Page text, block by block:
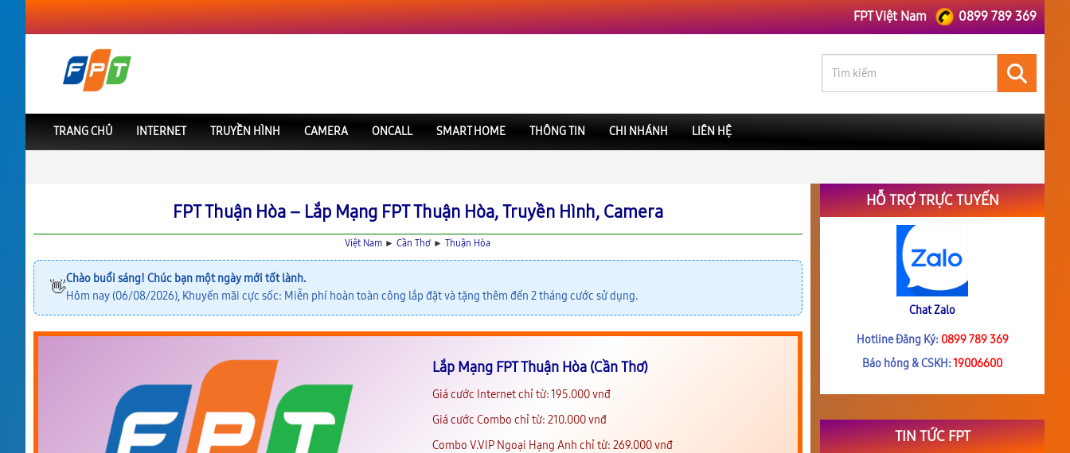
FPT Việt Nam 0899 789 369
TRANG CHỦ INTERNET TRUYỀN HÌNH CAMERA ONCALL SMART HOME THÔNG TIN CHI NHÁNH LIÊN HỆ
FPT Thuận Hòa – Lắp Mạng FPT Thuận Hòa, Truyền Hình, Camera
Việt Nam ►Cần Thơ ►Thuận Hòa
👋Chào buổi sáng! Chúc bạn một ngày mới tốt lành.
Hôm nay (06/08/2026), Khuyến mãi cực sốc: Miễn phí hoàn toàn công lắp đặt và tặng thêm đến 2 tháng cước sử dụng.
Lắp Mạng FPT Thuận Hòa (Cần Thơ)
Giá cước Internet chỉ từ: 195.000 vnđ
Giá cước Combo chỉ từ: 210.000 vnđ
Combo V.VIP Ngoại Hạng Anh chỉ từ: 269.000 vnđ
HỖ TRỢ TRỰC TUYẾN
Chat Zalo
Hotline Đăng Ký: 0899 789 369
Báo hỏng & CSKH:19006600
TIN TỨC FPT